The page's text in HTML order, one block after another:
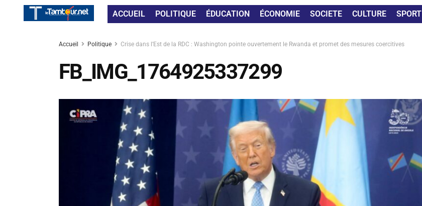
ACCUEIL POLITIQUE ÉDUCATION ÉCONOMIE SOCIETE CULTURE SPORT
Accueil Politique Crise dans l’Est de la RDC : Washington pointe ouvertement le Rwanda et promet des mesures coercitives
FB_IMG_1764925337299